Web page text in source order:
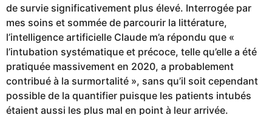
de survie significativement plus élevé. Interrogée par
mes soins et sommée de parcourir la littérature,
l’intelligence artificielle Claude m’a répondu que «
l’intubation systématique et précoce, telle qu’elle a été
pratiquée massivement en 2020, a probablement
contribué à la surmortalité », sans qu’il soit cependant
possible de la quantifier puisque les patients intubés
étaient aussi les plus mal en point à leur arrivée.